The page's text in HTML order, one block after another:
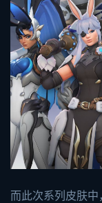
而此次系列皮肤